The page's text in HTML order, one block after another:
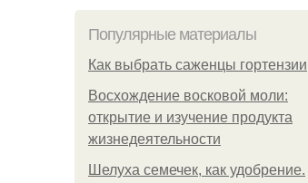
Популярные материалы
Как выбрать саженцы гортензии
Восхождение восковой моли:
открытие и изучение продукта
жизнедеятельности
Шелуха семечек, как удобрение.